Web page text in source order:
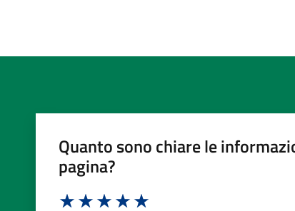
Quanto sono chiare le
pagina?